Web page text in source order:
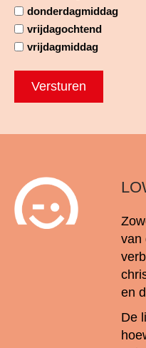
donderdagmiddag
vrijdagochtend
vrijdagmiddag
van
en
De